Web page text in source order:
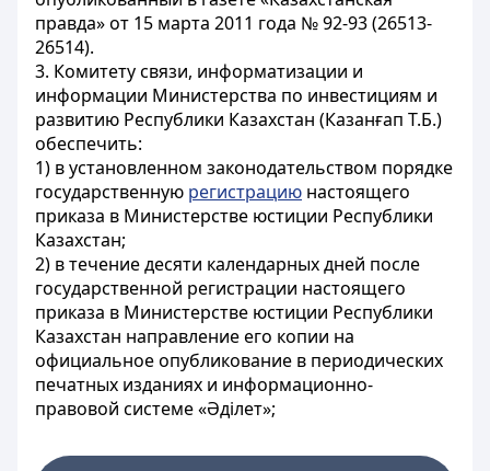
правда» от 15 марта 2011 года № 92-93 (26513-
26514).
3. Комитету связи, информатизации и
информации Министерства по инвестициям и
развитию Республики Казахстан (Казанғап Т.Б.)
обеспечить:
1) в установленном законодательством порядке
государственную регистрацию настоящего
приказа в Министерстве юстиции Республики
Казахстан;
2) в течение десяти календарных дней после
государственной регистрации настоящего
приказа в Министерстве юстиции Республики
Казахстан направление его копии на
официальное опубликование в периодических
печатных изданиях и информационно-
правовой системе «Әділет»;